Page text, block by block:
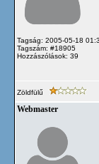
Tagság: 2005-05-18
Tagszám: #18905
Hozzászólások: 39
Zöldfülű
Webmaster